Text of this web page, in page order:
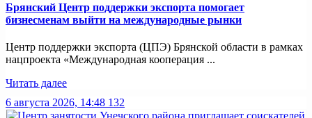
Брянский Центр поддержки экспорта помогает
бизнесменам выйти на международные рынки
Центр поддержки экспорта (ЦПЭ) Брянской области в рамках
нацпроекта «Международная кооперация ...
Читать далее
6 августа 2026, 14:48 132